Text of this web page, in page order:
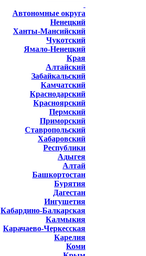
Автономные округа
Ненецкий
Ханты-Мансийский
Чукотский
Ямало-Ненецкий
Края
Алтайский
Забайкальский
Камчатский
Краснодарский
Красноярский
Пермский
Приморский
Ставропольский
Хабаровский
Республики
Адыгея
Алтай
Башкортостан
Бурятия
Дагестан
Ингушетия
Кабардино-Балкарская
Калмыкия
Карачаево-Черкесская
Карелия
Коми